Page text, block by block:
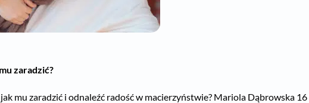
zaradzić?
mu zaradzić i odnaleźć radość w macierzyństwie? Mariola Dąbrowska 16